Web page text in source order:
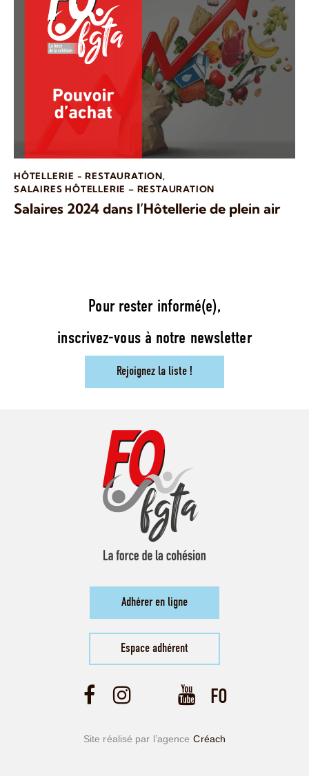
HÔTELLERIE - RESTAURATION,
SALAIRES HÔTELLERIE – RESTAURATION
Salaires 2024 dans l’Hôtellerie de plein air
Pour rester informé(e),
inscrivez-vous à notre newsletter
Rejoignez la liste !
Adhérer en ligne
Espace adhérent
Site réalisé par l’agence Créach